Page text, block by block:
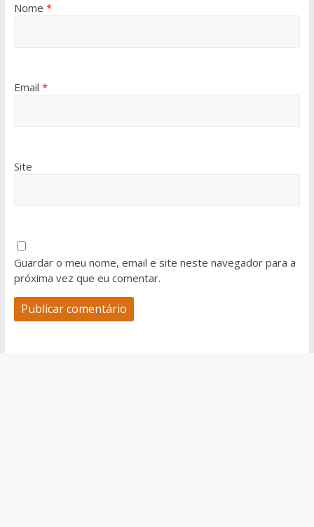
Nome *
Email *
Site
Guardar o meu nome, email e site neste navegador para a
próxima vez que eu comentar.